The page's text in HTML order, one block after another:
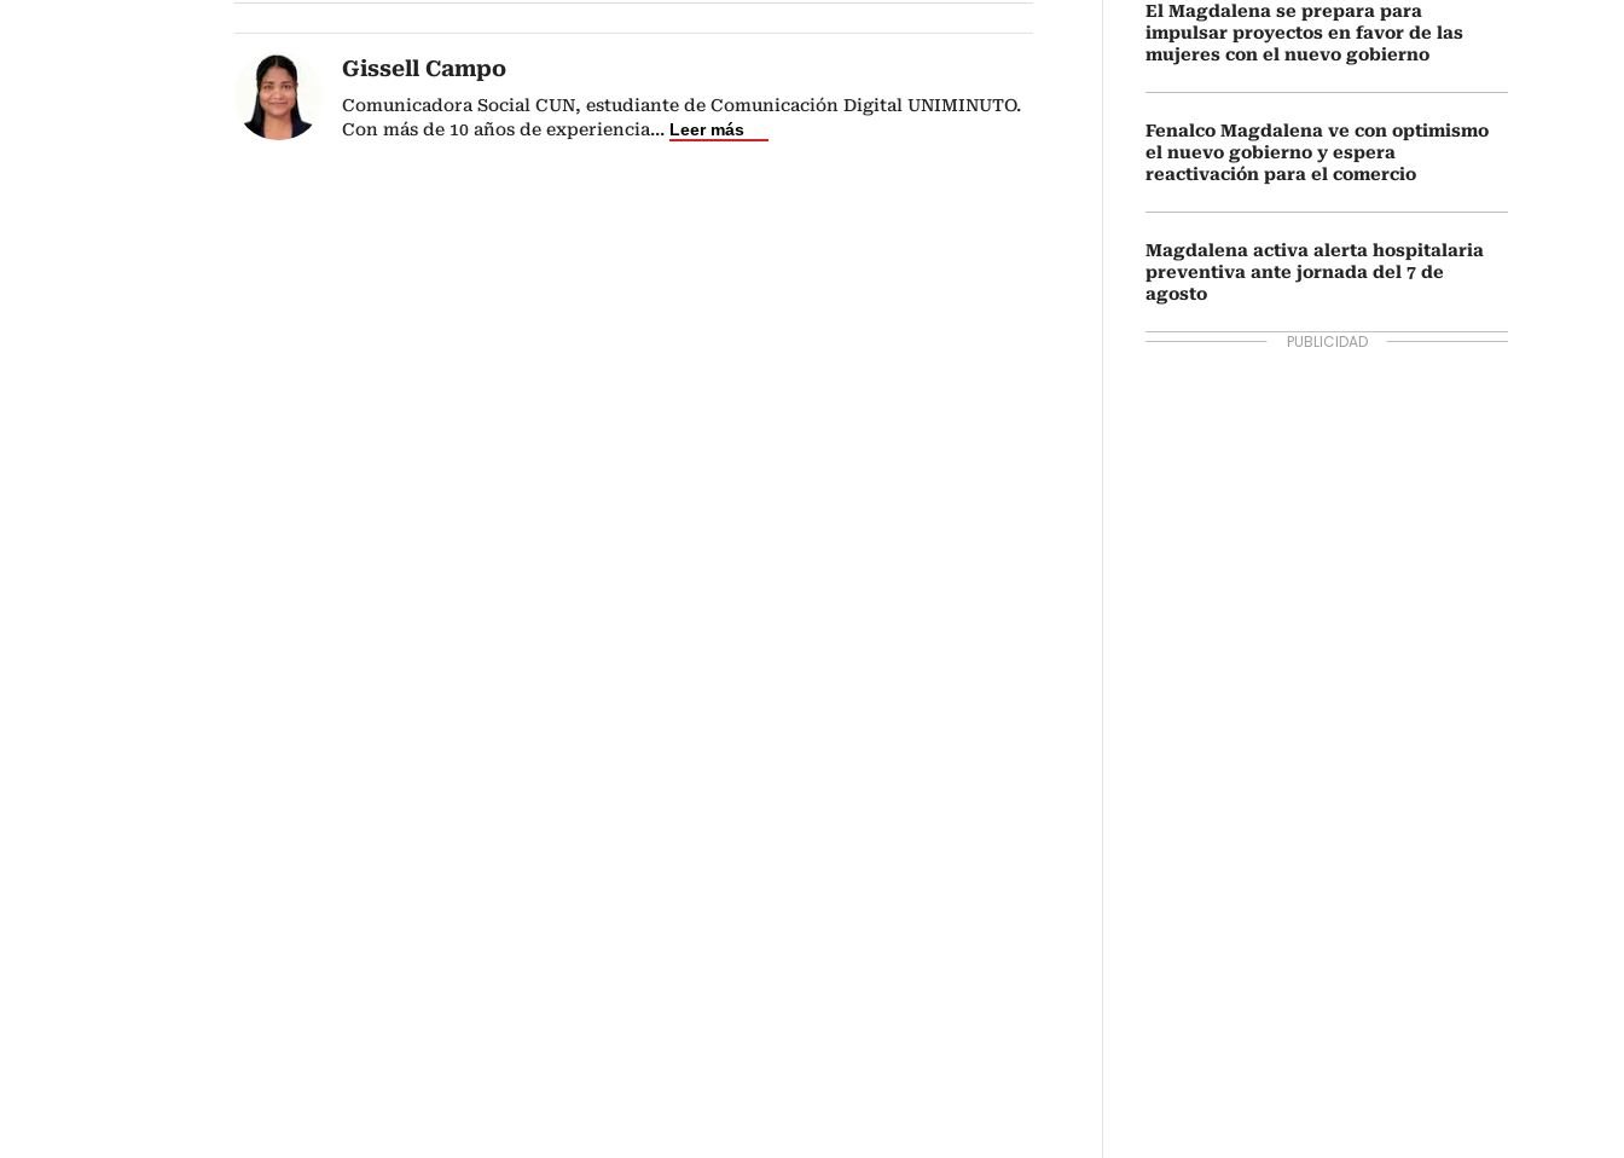
Gissell Campo
Comunicadora Social CUN, estudiante de Comunicación Digital UNIMINUTO.
Con más de 10 años de experiencia... Leer más
El Magdalena se prepara para
impulsar proyectos en favor de las
mujeres con el nuevo gobierno
Fenalco Magdalena ve con optimismo
el nuevo gobierno y espera
reactivación para el comercio
Magdalena activa alerta hospitalaria
preventiva ante jornada del 7 de
agosto